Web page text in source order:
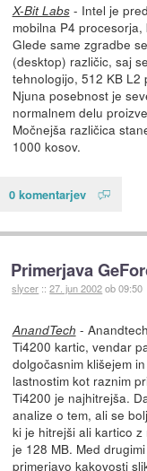
X-Bit Labs- Intel je
mobilna P4
Glede same zgradbe
(desktop) različic, saj
tehnologijo, 512 KB L2
Njuna posebnost je
normalnem delu
Močnejša različica
1000 kosov.
0 komentarjev
Primerjava
slycer ::27. jun 2002ob 09:50
AnandTech -
Ti4200 kartic, vendar
dolgočasnim klišejem
lastnostim kot raznim
Ti4200 je najhitrejša.
analize o tem, ali se
ki je hitrejši ali kartico
je 128 MB. Med
primerjavo kakovosti